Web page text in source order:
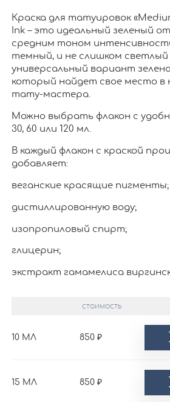
Краска для татуировок
Ink – это идеальный зеленый
средним тоном
темный, и не слишком светлый
универсальный вариант
который найдет свое место в
тату-мастера.
Можно выбрать флакон с
30, 60 или 120 мл.
В каждый флакон с краской
добавляет:
веганские красящие пигменты;
дистиллированную воду;
изопропиловый спирт;
глицерин;
экстракт гамамелиса
СТОИМОСТЬ
10 МЛ 850
15 МЛ 850